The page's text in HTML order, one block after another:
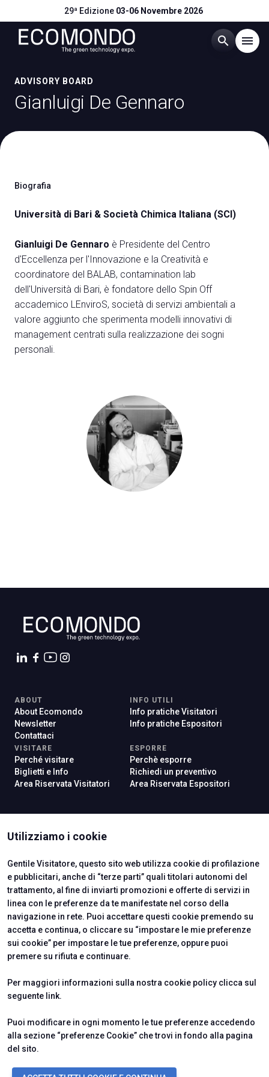
29ª Edizione 03-06 Novembre 2026
search menu
Menù
Catalogo Espositori
Media
Treno, aereo o auto? Scopri tutti i modi per
raggiungere la Fiera di Rimini
SCOPRI COME ARRIVARE
Accedi alla sezione Come arrivare
event
A cura di:
ADVISORY BOARD
Gianluigi De Gennaro
Biografia
Università di Bari & Società Chimica Italiana (SCI)
Gianluigi De Gennaro è Presidente del Centro
d'Eccellenza per l'Innovazione e la Creatività e
coordinatore del BALAB, contamination lab
dell'Università di Bari, è fondatore dello Spin Off
accademico LEnviroS, società di servizi ambientali a
valore aggiunto che sperimenta modelli innovativi di
management centrati sulla realizzazione dei sogni
personali.
Utilizziamo i cookie
Gentile Visitatore, questo sito web utilizza cookie di profilazione
e pubblicitari, anche di “terze parti” quali titolari autonomi del
trattamento, al fine di inviarti promozioni e offerte di servizi in
linea con le preferenze da te manifestate nel corso della
navigazione in rete. Puoi accettare questi cookie premendo su
accetta e continua, o cliccare su “impostare le mie preferenze
sui cookie” per impostare le tue preferenze, oppure puoi
premere su rifiuta e continuare.
Per maggiori informazioni sulla nostra cookie policy clicca sul
seguente link.
Puoi modificare in ogni momento le tue preferenze accedendo
alla sezione “preferenze Cookie” che trovi in fondo alla pagina
del sito.
ABOUT
About Ecomondo
Newsletter
Contattaci
INFO UTILI
Info pratiche Visitatori
Info pratiche Espositori
VISITARE
Perché visitare
Biglietti e Info
Area Riservata Visitatori
ESPORRE
Perchè esporre
Richiedi un preventivo
Area Riservata Espositori
ISTITUTI CERTIFICATORI
© 2026ITALIAN EXHIBITION GROUP SpA - Via Emilia 155, 47921 Rimini